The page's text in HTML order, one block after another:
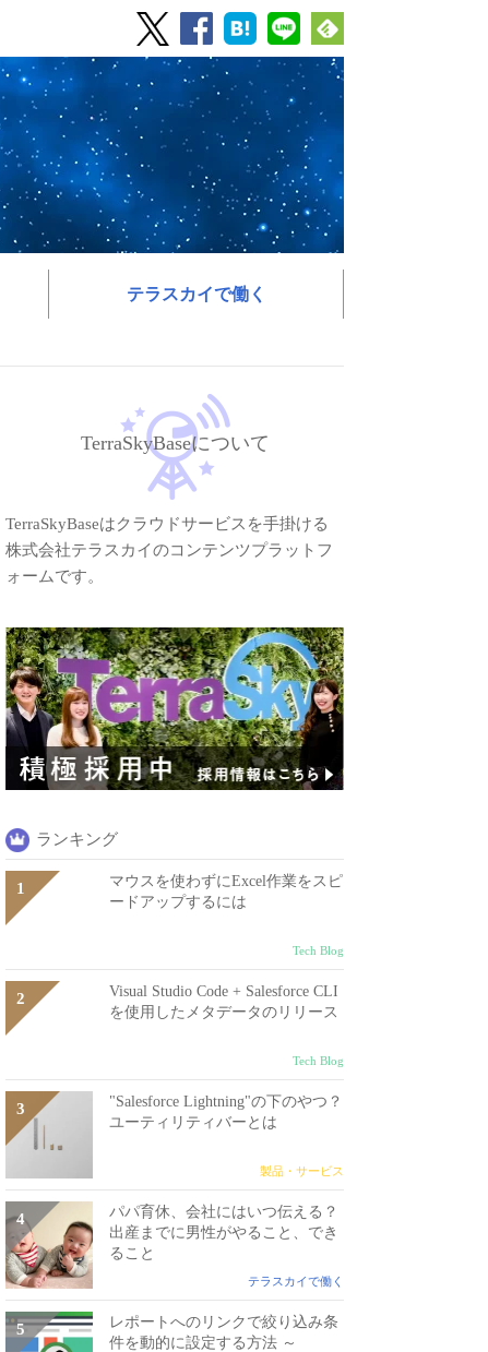
テラスカイで働く
TerraSkyBaseについて
TerraSkyBaseはクラウドサービスを手掛ける
株式会社テラスカイのコンテンツプラットフ
ォームです。
ランキング
マウスを使わずにExcel作業をスピ
ードアップするには
Tech Blog
Visual Studio Code + Salesforce CLI
を使用したメタデータのリリース
Tech Blog
"Salesforce Lightning"の下のやつ？
ユーティリティバーとは
製品・サービス
パパ育休、会社にはいつ伝える？
出産までに男性がやること、でき
ること
テラスカイで働く
レポートへのリンクで絞り込み条
件を動的に設定する方法 ～